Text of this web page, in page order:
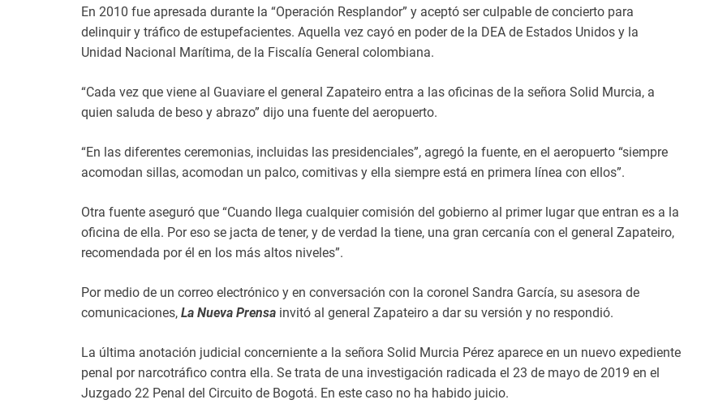
En 2010 fue apresada durante la “Operación Resplandor” y aceptó ser culpable de concierto para
delinquir y tráfico de estupefacientes. Aquella vez cayó en poder de la DEA de Estados Unidos y la
Unidad Nacional Marítima, de la Fiscalía General colombiana.
“Cada vez que viene al Guaviare el general Zapateiro entra a las oficinas de la señora Solid Murcia, a
quien saluda de beso y abrazo” dijo una fuente del aeropuerto.
“En las diferentes ceremonias, incluidas las presidenciales”, agregó la fuente, en el aeropuerto “siempre
acomodan sillas, acomodan un palco, comitivas y ella siempre está en primera línea con ellos”.
Otra fuente aseguró que “Cuando llega cualquier comisión del gobierno al primer lugar que entran es a la
oficina de ella. Por eso se jacta de tener, y de verdad la tiene, una gran cercanía con el general Zapateiro,
recomendada por él en los más altos niveles”.
Por medio de un correo electrónico y en conversación con la coronel Sandra García, su asesora de
comunicaciones, La Nueva Prensa invitó al general Zapateiro a dar su versión y no respondió.
La última anotación judicial concerniente a la señora Solid Murcia Pérez aparece en un nuevo expediente
penal por narcotráfico contra ella. Se trata de una investigación radicada el 23 de mayo de 2019 en el
Juzgado 22 Penal del Circuito de Bogotá. En este caso no ha habido juicio.